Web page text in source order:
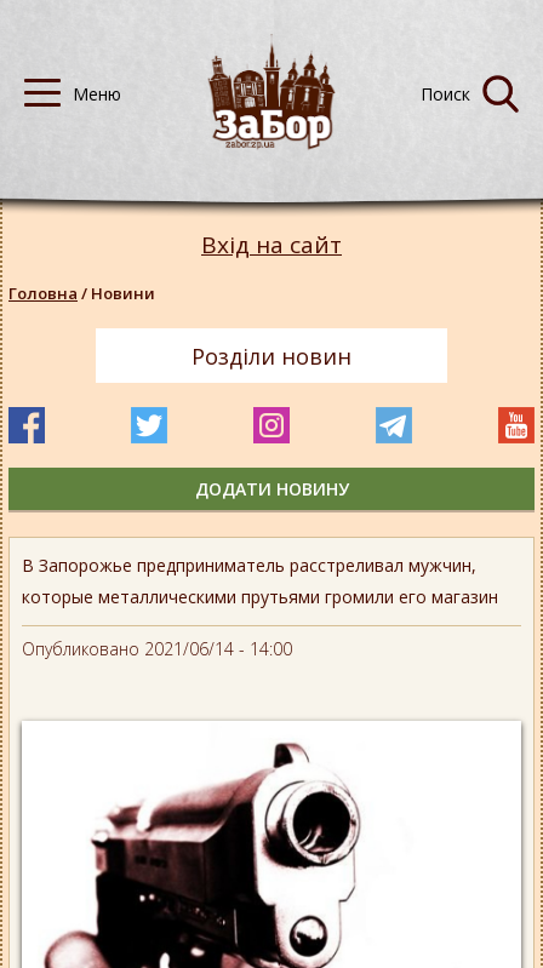
В Запорожье предприниматель расстреливал мужчин,
которые металлическими прутьями громили его магазин
Опубликовано 2021/06/14 - 14:00
Вхід на сайт
Головна / Новини
Розділи новин
ДОДАТИ НОВИНУ